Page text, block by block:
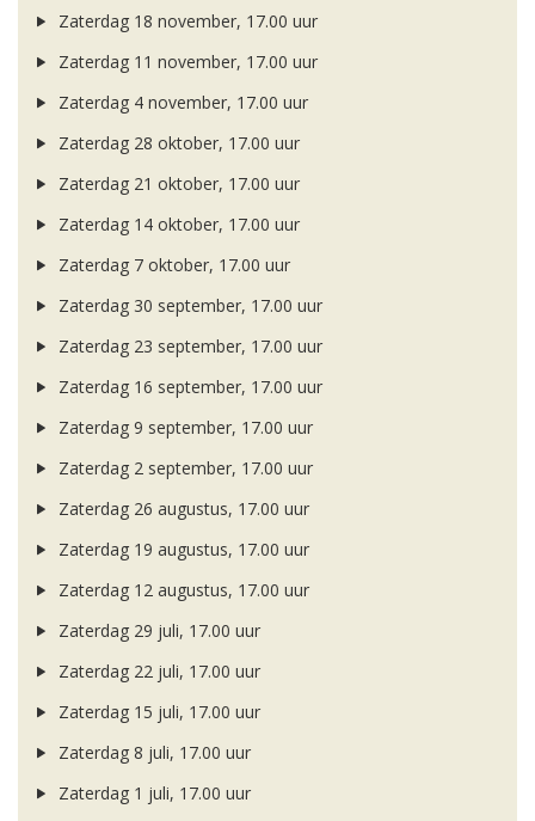
Zaterdag 18 november, 17.00 uur
Zaterdag 11 november, 17.00 uur
Zaterdag 4 november, 17.00 uur
Zaterdag 28 oktober, 17.00 uur
Zaterdag 21 oktober, 17.00 uur
Zaterdag 14 oktober, 17.00 uur
Zaterdag 7 oktober, 17.00 uur
Zaterdag 30 september, 17.00 uur
Zaterdag 23 september, 17.00 uur
Zaterdag 16 september, 17.00 uur
Zaterdag 9 september, 17.00 uur
Zaterdag 2 september, 17.00 uur
Zaterdag 26 augustus, 17.00 uur
Zaterdag 19 augustus, 17.00 uur
Zaterdag 12 augustus, 17.00 uur
Zaterdag 29 juli, 17.00 uur
Zaterdag 22 juli, 17.00 uur
Zaterdag 15 juli, 17.00 uur
Zaterdag 8 juli, 17.00 uur
Zaterdag 1 juli, 17.00 uur